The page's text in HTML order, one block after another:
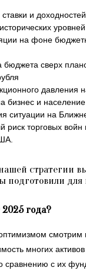
и
уровней
на фоне
бюджета сверх
давления
бизнес и население
ситуации на
риск торговых войн
стратегии
подготовили для
года?
смотрим
многих
сравнению с их